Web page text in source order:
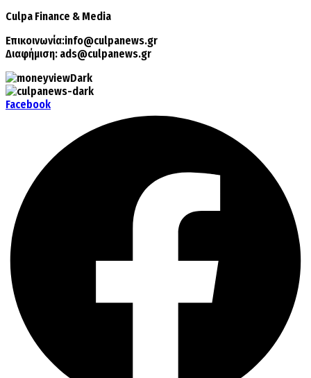
Culpa Finance & Media
Επικοινωνία:info@culpanews.gr
Διαφήμιση: ads@culpanews.gr
Facebook